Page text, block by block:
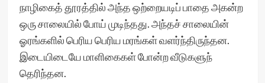
நாழிகைத் தூரத்தில் அந்த ஒற்றையடிப் பாதை அகன்ற
ஒரு சாலையில் போய் முடிந்தது. அந்தச் சாலையின்
ஓரங்களில் பெரிய பெரிய மரங்கள் வளர்ந்திருந்தன.
இடையிடையே மாளிகைகள் போன்ற வீடுகளுந்
தெரிந்தன.